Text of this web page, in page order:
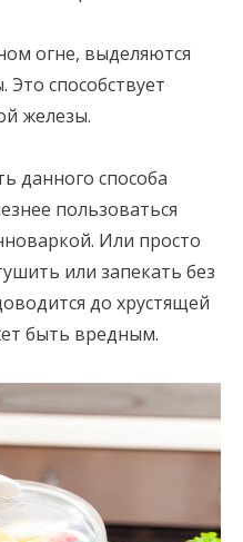
огне, выделяются
способствует
железы.
данного способа
пользоваться
Или просто
или запекать без
до хрустящей
быть вредным.